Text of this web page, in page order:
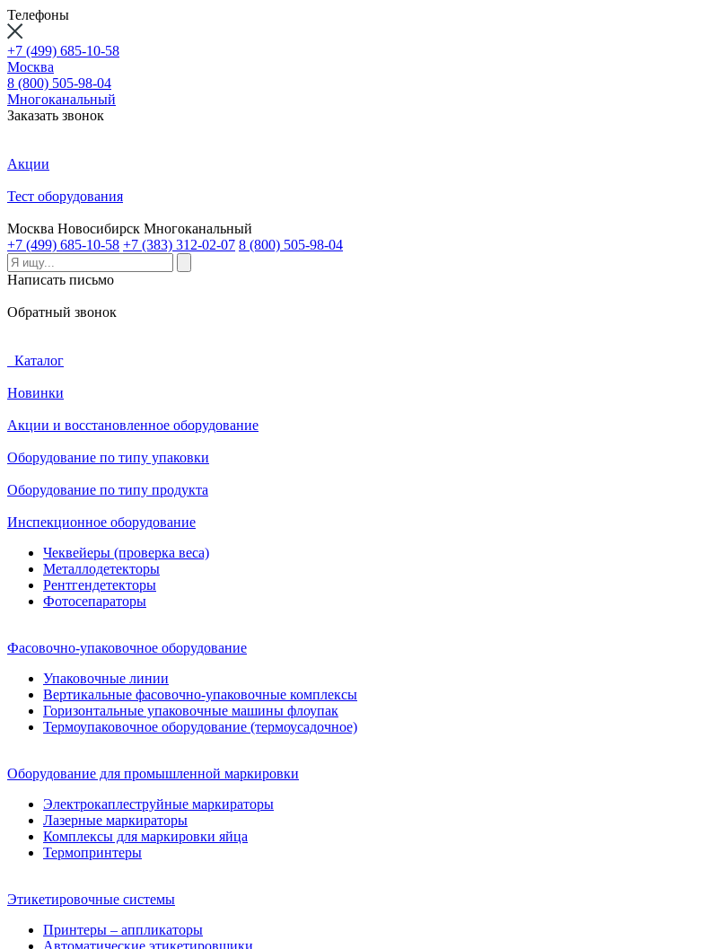
Телефоны
+7 (499) 685-10-58
Москва
8 (800) 505-98-04
Многоканальный
Заказать звонок
Акции
Тест оборудования
Москва Новосибирск Многоканальный
+7 (499) 685-10-58 +7 (383) 312-02-07 8 (800) 505-98-04
Написать письмо
Обратный звонок
Каталог
Новинки
Акции и восстановленное оборудование
Оборудование по типу упаковки
Оборудование по типу продукта
Инспекционное оборудование
Чеквейеры (проверка веса)
Металлодетекторы
Рентгендетекторы
Фотосепараторы
Фасовочно-упаковочное оборудование
Упаковочные линии
Вертикальные фасовочно-упаковочные комплексы
Горизонтальные упаковочные машины флоупак
Термоупаковочное оборудование (термоусадочное)
Оборудование для промышленной маркировки
Электрокаплеструйные маркираторы
Лазерные маркираторы
Комплексы для маркировки яйца
Термопринтеры
Этикетировочные системы
Принтеры – аппликаторы
Автоматические этикетировщики